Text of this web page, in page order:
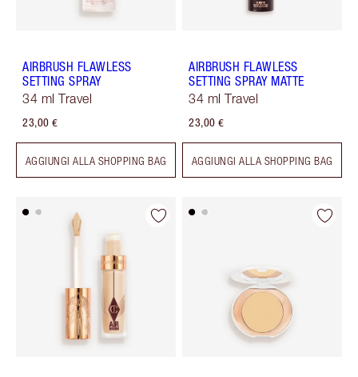
AIRBRUSH FLAWLESS
SETTING SPRAY
34 ml Travel
23,00 €
AGGIUNGI ALLA SHOPPING BAG
AIRBRUSH FLAWLESS
SETTING SPRAY MATTE
34 ml Travel
23,00 €
AGGIUNGI ALLA SHOPPING BAG